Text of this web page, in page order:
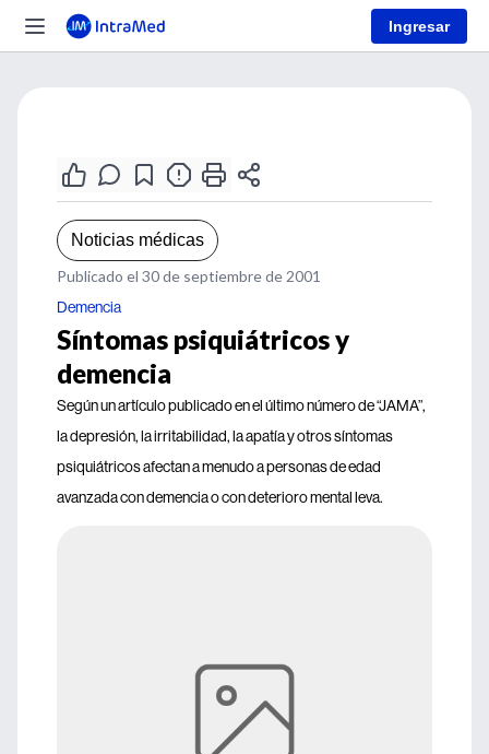
Ingresar
Noticias médicas
Publicado el 30 de septiembre de 2001
Demencia
Síntomas psiquiátricos y
demencia
Según un artículo publicado en el último número de “JAMA”,
la depresión, la irritabilidad, la apatía y otros síntomas
psiquiátricos afectan a menudo a personas de edad
avanzada con demencia o con deterioro mental leva.